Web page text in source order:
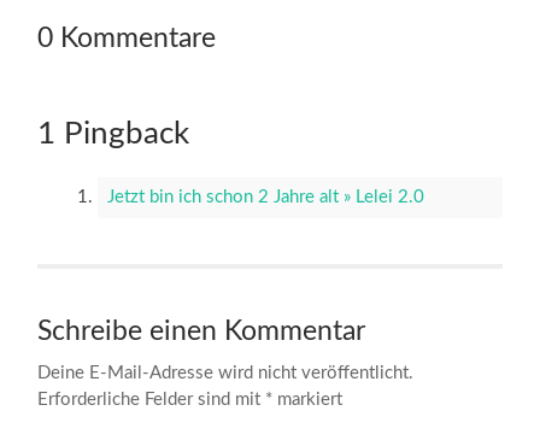
0 Kommentare
1 Pingback
Jetzt bin ich schon 2 Jahre alt » Lelei 2.0
Schreibe einen Kommentar
Deine E-Mail-Adresse wird nicht veröffentlicht.
Erforderliche Felder sind mit * markiert